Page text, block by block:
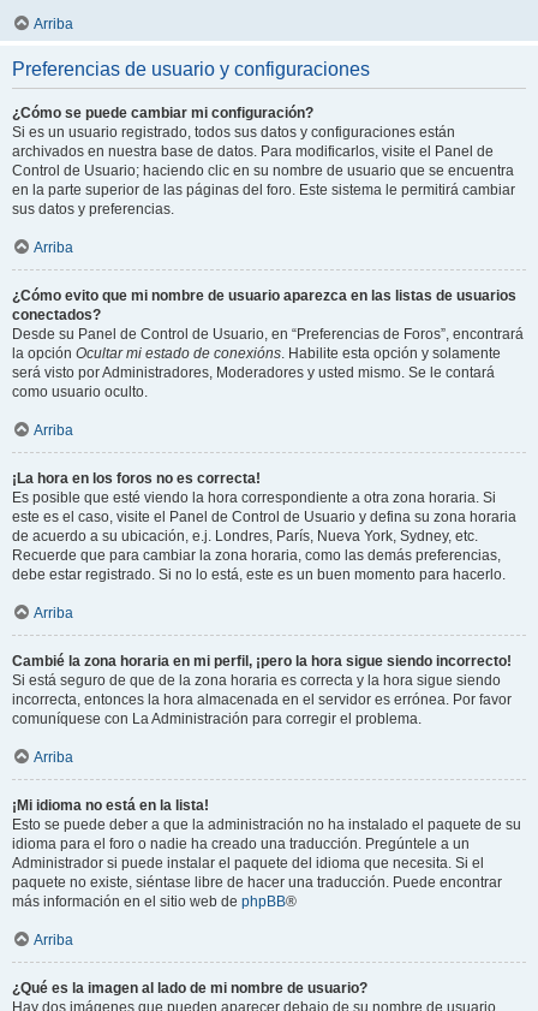
Arriba
Preferencias de usuario y configuraciones
¿Cómo se puede cambiar mi configuración?
Si es un usuario registrado, todos sus datos y configuraciones están
archivados en nuestra base de datos. Para modificarlos, visite el Panel de
Control de Usuario; haciendo clic en su nombre de usuario que se encuentra
en la parte superior de las páginas del foro. Este sistema le permitirá cambiar
sus datos y preferencias.
Arriba
¿Cómo evito que mi nombre de usuario aparezca en las listas de usuarios
conectados?
Desde su Panel de Control de Usuario, en “Preferencias de Foros”, encontrará
la opción Ocultar mi estado de conexións. Habilite esta opción y solamente
será visto por Administradores, Moderadores y usted mismo. Se le contará
como usuario oculto.
Arriba
¡La hora en los foros no es correcta!
Es posible que esté viendo la hora correspondiente a otra zona horaria. Si
este es el caso, visite el Panel de Control de Usuario y defina su zona horaria
de acuerdo a su ubicación, e.j. Londres, París, Nueva York, Sydney, etc.
Recuerde que para cambiar la zona horaria, como las demás preferencias,
debe estar registrado. Si no lo está, este es un buen momento para hacerlo.
Arriba
Cambié la zona horaria en mi perfil, ¡pero la hora sigue siendo incorrecto!
Si está seguro de que de la zona horaria es correcta y la hora sigue siendo
incorrecta, entonces la hora almacenada en el servidor es errónea. Por favor
comuníquese con La Administración para corregir el problema.
Arriba
¡Mi idioma no está en la lista!
Esto se puede deber a que la administración no ha instalado el paquete de su
idioma para el foro o nadie ha creado una traducción. Pregúntele a un
Administrador si puede instalar el paquete del idioma que necesita. Si el
paquete no existe, siéntase libre de hacer una traducción. Puede encontrar
más información en el sitio web de phpBB®
Arriba
¿Qué es la imagen al lado de mi nombre de usuario?
Hay dos imágenes que pueden aparecer debajo de su nombre de usuario